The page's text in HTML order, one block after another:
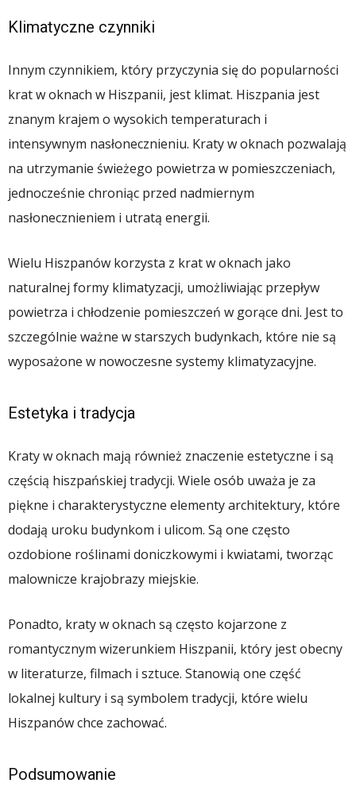
Klimatyczne czynniki
Innym czynnikiem, który przyczynia się do popularności
krat w oknach w Hiszpanii, jest klimat. Hiszpania jest
znanym krajem o wysokich temperaturach i
intensywnym nasłonecznieniu. Kraty w oknach pozwalają
na utrzymanie świeżego powietrza w pomieszczeniach,
jednocześnie chroniąc przed nadmiernym
nasłonecznieniem i utratą energii.
Wielu Hiszpanów korzysta z krat w oknach jako
naturalnej formy klimatyzacji, umożliwiając przepływ
powietrza i chłodzenie pomieszczeń w gorące dni. Jest to
szczególnie ważne w starszych budynkach, które nie są
wyposażone w nowoczesne systemy klimatyzacyjne.
Estetyka i tradycja
Kraty w oknach mają również znaczenie estetyczne i są
częścią hiszpańskiej tradycji. Wiele osób uważa je za
piękne i charakterystyczne elementy architektury, które
dodają uroku budynkom i ulicom. Są one często
ozdobione roślinami doniczkowymi i kwiatami, tworząc
malownicze krajobrazy miejskie.
Ponadto, kraty w oknach są często kojarzone z
romantycznym wizerunkiem Hiszpanii, który jest obecny
w literaturze, filmach i sztuce. Stanowią one część
lokalnej kultury i są symbolem tradycji, które wielu
Hiszpanów chce zachować.
Podsumowanie